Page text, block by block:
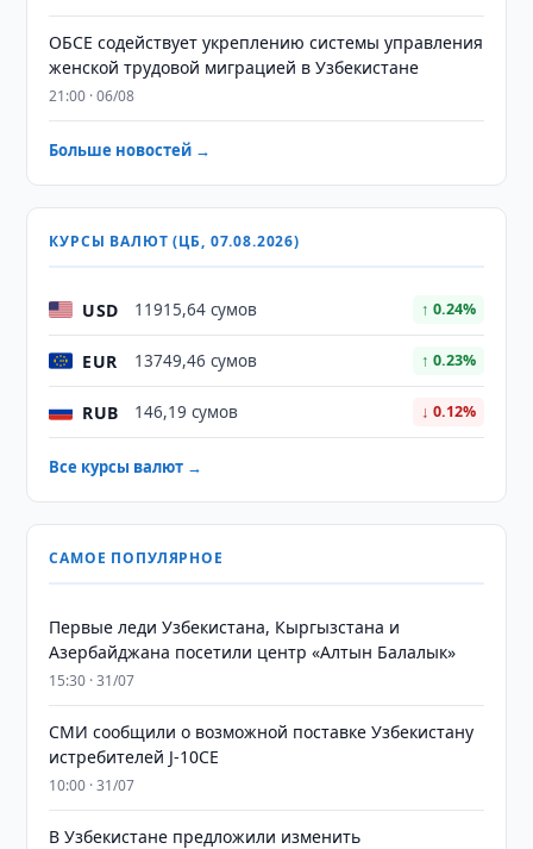
ОБСЕ содействует укреплению системы управления
женской трудовой миграцией в Узбекистане
21:00 · 06/08
Больше новостей →
КУРСЫ ВАЛЮТ (ЦБ, 07.08.2026)
USD 11915,64 сумов ↑ 0.24%
EUR 13749,46 сумов ↑ 0.23%
RUB 146,19 сумов ↓ 0.12%
Все курсы валют →
САМОЕ ПОПУЛЯРНОЕ
Первые леди Узбекистана, Кыргызстана и
Азербайджана посетили центр «Алтын Балалык»
15:30 · 31/07
СМИ сообщили о возможной поставке Узбекистану
истребителей J-10CE
10:00 · 31/07
В Узбекистане предложили изменить